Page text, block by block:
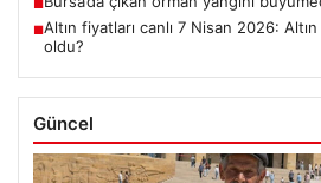
■
■Altın fiyatları canlı 7 Nisan 2026:
oldu?
Güncel